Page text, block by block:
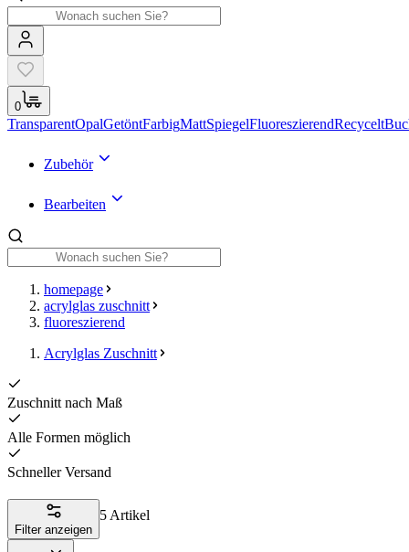
0
TransparentOpalGetöntFarbigMattSpiegelFluoreszierendRecycelt
Zubehör
Bearbeiten
homepage
acrylglas zuschnitt
fluoreszierend
Acrylglas Zuschnitt
Zuschnitt nach Maß
Alle Formen möglich
Schneller Versand
Filter anzeigen
5 Artikel